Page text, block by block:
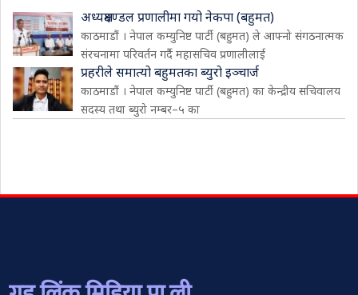
अध्यक्षमण्डल प्रणालीमा गयो नेकपा (बहुमत)
काठमाडौं । नेपाल कम्युनिष्ट पार्टी (बहुमत) ले आफ्नो संगठनात्मक
संरचनामा परिवर्तन गर्दै महासचिव प्रणालीलाई
प्रहरीले समात्यो बहुमतका ब्युरो इञ्चार्ज
काठमाडौं । नेपाल कम्युनिष्ट पार्टी (बहुमत) का केन्द्रीय सचिवालय
सदस्य तथा ब्युरो नम्बर–५ का